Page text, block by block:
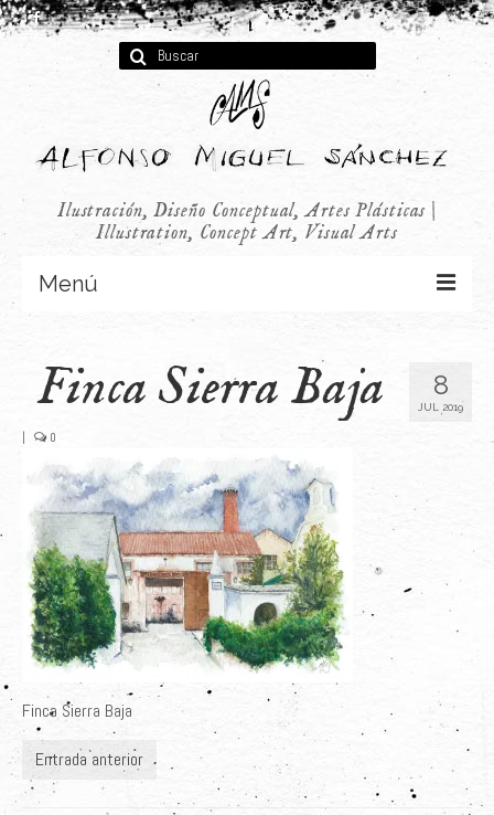
Buscar
por:
Ilustración, Diseño Conceptual, Artes Plásticas |
Illustration, Concept Art, Visual Arts
Menú
Infantil
Audiovisual
Publicidad
Últimos Proyectos
Sobre el Autor
Clientes
Adquiere su Obra
8
JUL 2019
Finca Sierra Baja
| 0
Finca Sierra Baja
Entrada anterior